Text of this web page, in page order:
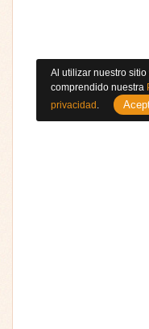
Al utilizar nuestro
comprendido nuestra
privacidad